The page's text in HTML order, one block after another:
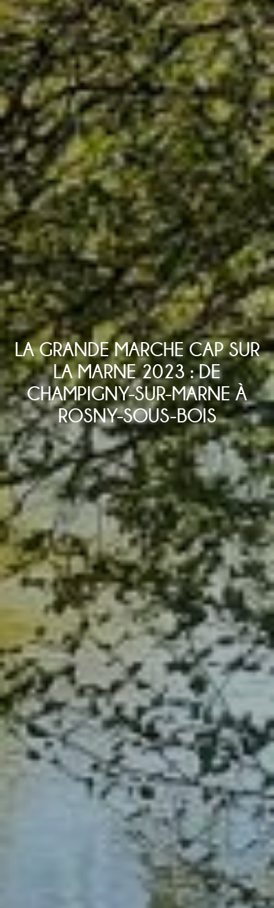
LA GRANDE MARCHE CAP SUR
LA MARNE 2023 : DE
CHAMPIGNY-SUR-MARNE À
ROSNY-SOUS-BOIS